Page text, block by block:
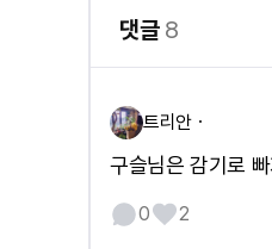
댓글8
트리안ㆍ
구슬님은 감기로
0 2